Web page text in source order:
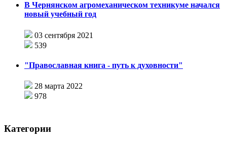
В Чернянском агромеханическом техникуме начался
новый учебный год
03 сентября 2021
539
"Православная книга - путь к духовности"
28 марта 2022
978
Категории